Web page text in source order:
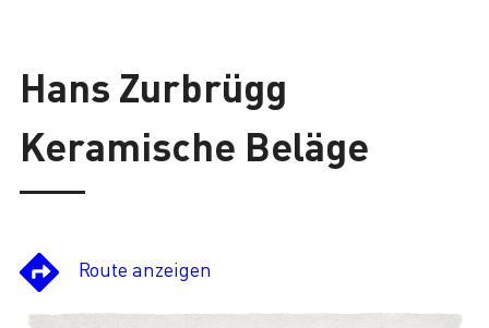
Hans Zurbrügg
Keramische Beläge
Route anzeigen